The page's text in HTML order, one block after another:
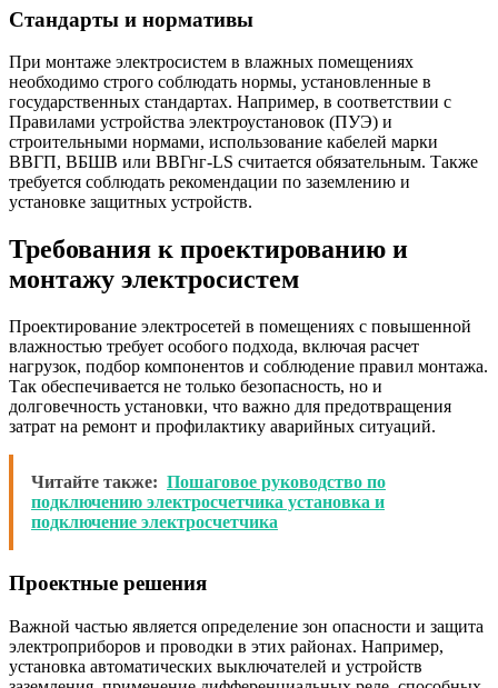
Стандарты и нормативы
При монтаже электросистем в влажных помещениях
необходимо строго соблюдать нормы, установленные в
государственных стандартах. Например, в соответствии с
Правилами устройства электроустановок (ПУЭ) и
строительными нормами, использование кабелей марки
ВВГП, ВБШВ или ВВГнг-LS считается обязательным. Также
требуется соблюдать рекомендации по заземлению и
установке защитных устройств.
Требования к проектированию и
монтажу электросистем
Проектирование электросетей в помещениях с повышенной
влажностью требует особого подхода, включая расчет
нагрузок, подбор компонентов и соблюдение правил монтажа.
Так обеспечивается не только безопасность, но и
долговечность установки, что важно для предотвращения
затрат на ремонт и профилактику аварийных ситуаций.
Читайте также: Пошаговое руководство по
подключению электросчетчика установка и
подключение электросчетчика
Проектные решения
Важной частью является определение зон опасности и защита
электроприборов и проводки в этих районах. Например,
установка автоматических выключателей и устройств